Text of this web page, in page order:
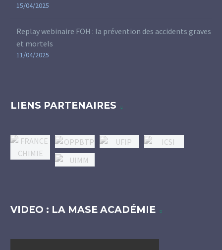
15/04/2025
Replay webinaire FOH : la prévention des accidents graves
et mortels
11/04/2025
LIENS PARTENAIRES
VIDEO : LA MASE ACADÉMIE